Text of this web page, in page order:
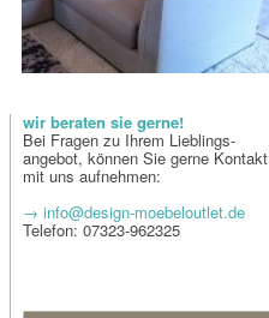
wir beraten sie gerne!
Bei Fragen zu Ihrem Lieblings-
angebot, können Sie gerne Kontakt
mit uns aufnehmen:
→ info@design-moebeloutlet.de
Telefon: 07323-962325